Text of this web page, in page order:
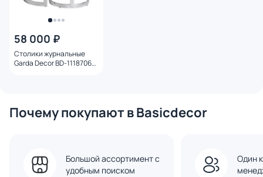
58 000 ₽
Столики журнальные
Garda Decor BD-1118706
Почему покупают в Basicdecor
Большой ассортимент с
удобным поиском
Один